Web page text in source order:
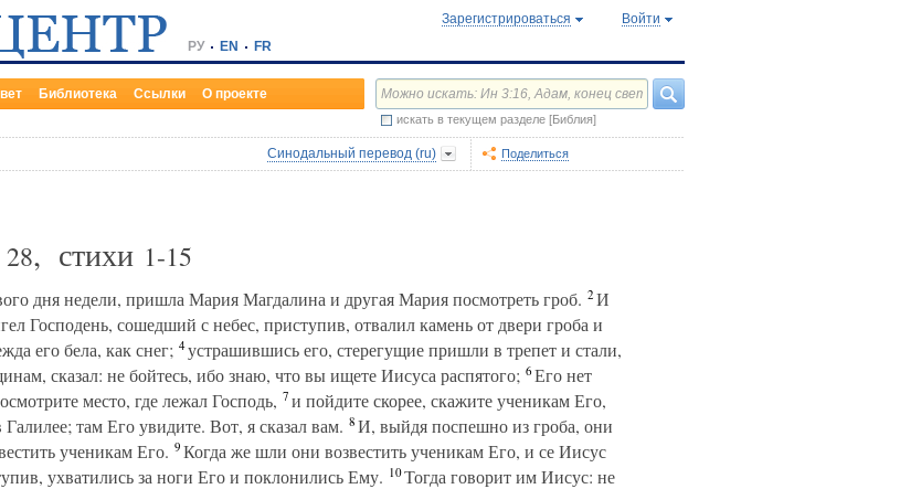
РУ EN FR
Зарегистрироваться Войти
Библиотека Ссылки О проекте
искать в текущем разделе [Библия]
Синодальный перевод (ru) Поделиться
28, стихи 1-15
дня недели, пришла Мария Магдалина и другая Мария посмотреть гроб. 2И
Господень, сошедший с небес, приступив, отвалил камень от двери гроба и
его бела, как снег; 4устрашившись его, стерегущие пришли в трепет и стали,
сказал: не бойтесь, ибо знаю, что вы ищете Иисуса распятого; 6Его нет
место, где лежал Господь, 7и пойдите скорее, скажите ученикам Его,
там Его увидите. Вот, я сказал вам. 8И, выйдя поспешно из гроба, они
ученикам Его. 9Когда же шли они возвестить ученикам Его, и се Иисус
ухватились за ноги Его и поклонились Ему. 10Тогда говорит им Иисус: не